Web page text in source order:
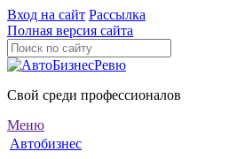
Вход на сайт Рассылка
Полная версия сайта
Свой среди профессионалов
Меню
Автобизнес